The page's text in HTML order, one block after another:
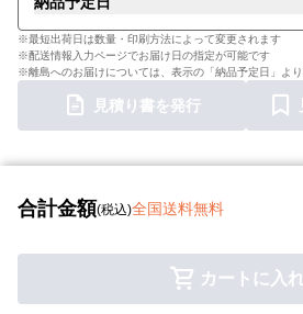
※最短出荷日は数量・印刷方法によって変更されます
※配送情報入力ページでお届け日の指定が可能です
※離島へのお届けについては、表示の「納品予定日」より
見積り書を発行
合計金額(税込)全国送料無料
カートに入